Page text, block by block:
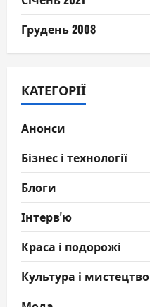
Грудень 2008
КАТЕГОРІЇ
Анонси
Бізнес і технології
Блоги
Інтерв'ю
Краса і подорожі
Культура і мистецтво